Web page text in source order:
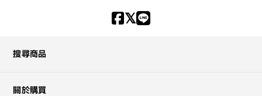
搜尋商品
關於購買